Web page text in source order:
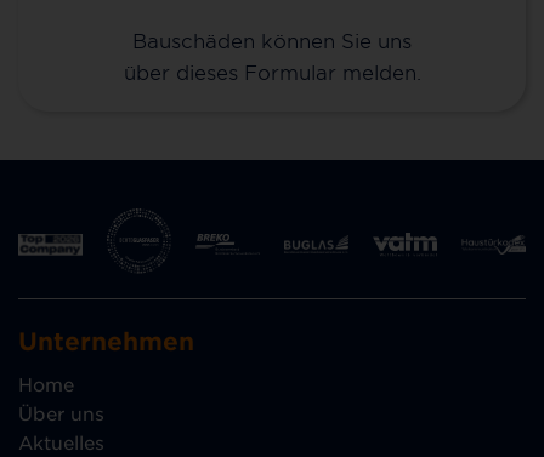
Bauschäden können Sie uns
über dieses Formular melden.
Unternehmen
Home
Über uns
Aktuelles